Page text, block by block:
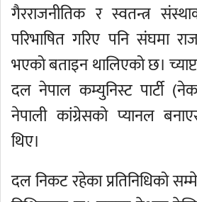
गैरराजनीतिक र स्वतन्त्र
परिभाषित गरिए पनि संघमा
भएको बताइन थालिएको छ।
दल नेपाल कम्युनिस्ट पार्टी
नेपाली कांग्रेसको प्यानल
थिए।
दल निकट रहेका प्रतिनिधिको